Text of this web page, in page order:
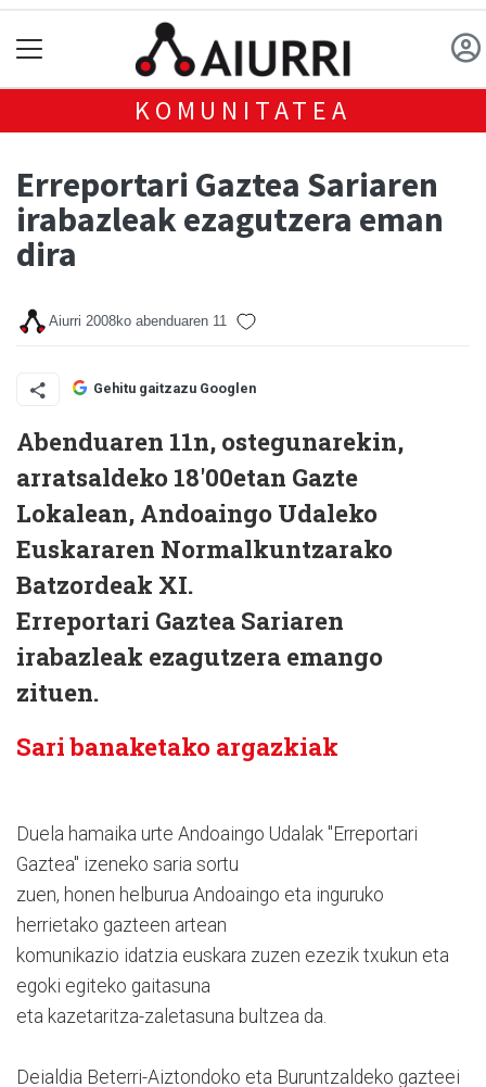
KOMUNITATEA
Erreportari Gaztea Sariaren
irabazleak ezagutzera eman
dira
Aiurri 2008ko abenduaren 11
Gehitu gaitzazu Googlen
Abenduaren 11n, ostegunarekin,
arratsaldeko 18'00etan Gazte
Lokalean, Andoaingo Udaleko
Euskararen Normalkuntzarako
Batzordeak XI.
Erreportari Gaztea Sariaren
irabazleak ezagutzera emango
zituen.
Sari banaketako argazkiak
Duela hamaika urte Andoaingo Udalak "Erreportari
Gaztea" izeneko saria sortu
zuen, honen helburua Andoaingo eta inguruko
herrietako gazteen artean
komunikazio idatzia euskara zuzen ezezik txukun eta
egoki egiteko gaitasuna
eta kazetaritza-zaletasuna bultzea da.
Deialdia Beterri-Aiztondoko eta Buruntzaldeko gazteei